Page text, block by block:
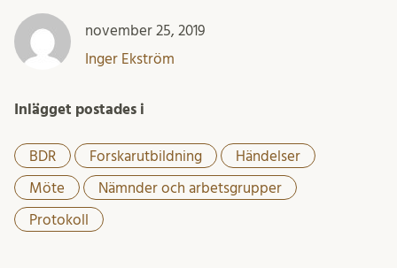
november 25, 2019
Inger Ekström
Inlägget postades i
BDR Forskarutbildning Händelser
Möte Nämnder och arbetsgrupper
Protokoll